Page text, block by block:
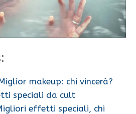
makeup: chi vincerà?
speciali da cult
effetti speciali, chi